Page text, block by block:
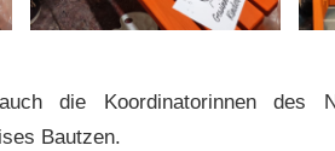
die Koordinatorinnen des
Bautzen.